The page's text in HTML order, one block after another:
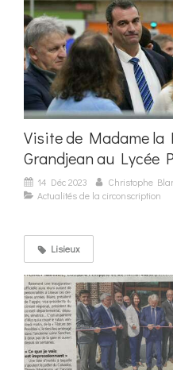
Visite de Madame la
Grandjean au Lycée
14 Déc 2023
Christophe
Actualités de la circonscription
Lisieux